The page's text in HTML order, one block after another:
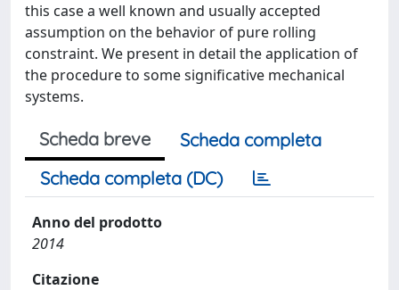
this case a well known and usually accepted
assumption on the behavior of pure rolling
constraint. We present in detail the application of
the procedure to some significative mechanical
systems.
Scheda breve
Scheda completa
Scheda completa (DC)
Anno del prodotto
2014
Citazione